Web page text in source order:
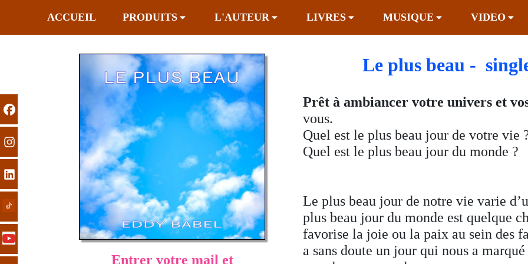
ACCUEIL PRODUITS L'AUTEUR LIVRES MUSIQUE VIDEO
Entrer votre mail et
Le plus beau -
Prêt à ambiancer votre univers et
vous.
Quel est le plus beau jour de votre vie
Quel est le plus beau jour du monde ?
Le plus beau jour de notre vie varie
plus beau jour du monde est quelque
favorise la joie ou la paix au sein des
a sans doute un jour qui nous a